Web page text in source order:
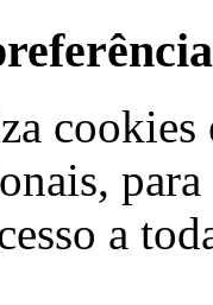
cookies
a